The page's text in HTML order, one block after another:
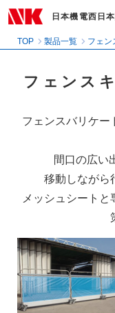
日本機電西日
TOP 製品一覧 フェン
フェンス
フェンスバリケー
間口の広い
移動しながら
メッシュシート